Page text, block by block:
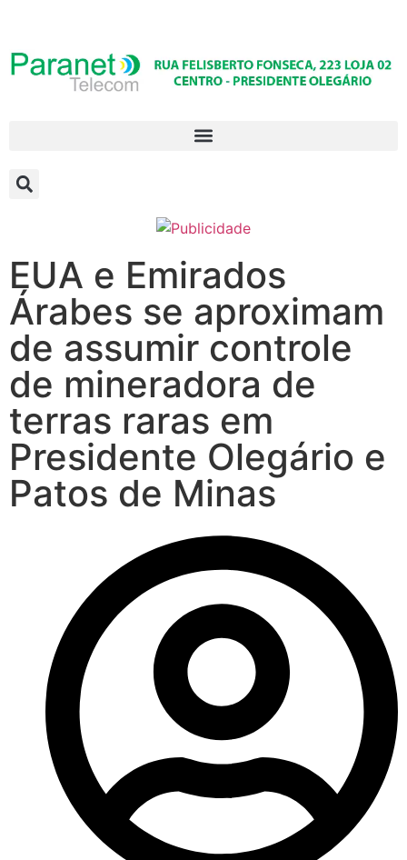
EUA e Emirados
Árabes se aproximam
de assumir controle
de mineradora de
terras raras em
Presidente Olegário e
Patos de Minas